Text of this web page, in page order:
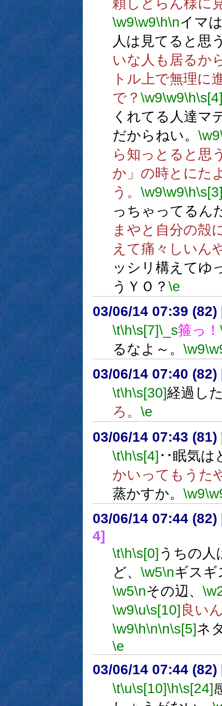
頼しとらん様に
\w9\w9\h\nイマ
人は見てると思
いな人も居るか
トル上で無理に
で？ \w9\w9\h
くれてる人達マ
だからねい。 \w9
ら知っとると思
か」の時とにた
う。 \w9\w9\h
っちゃってるん
まやと自分の殻
えて痛々しいん
ッシリ構えてゆ
うＹＯ？ \e
03/06/14 07:39 (82)
\t\h\s[7]\_s箍っ！
るなよ～。 \w9
03/06/14 07:40 (82)
\t\h\s[30]経過し
ろ。 \e
03/06/14 07:43 (81)
\t\h\s[4] ･･眠気は
かいってもうた
蒸かすか。 \w9
03/06/14 07:44 (82)
4]
\t\h\s[0] うちの人
ど、 \w5\nギスギ
\w5\nその辺、
\w9\u\s[10]良い
\w9\h\n\n\s[5]ネ
\e
03/06/14 07:44 (82)
\t\u\s[10]\h\s[24]